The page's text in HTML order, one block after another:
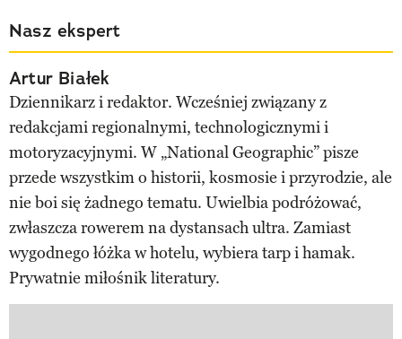
Nasz ekspert
Artur Białek
Dziennikarz i redaktor. Wcześniej związany z
redakcjami regionalnymi, technologicznymi i
motoryzacyjnymi. W „National Geographic” pisze
przede wszystkim o historii, kosmosie i przyrodzie, ale
nie boi się żadnego tematu. Uwielbia podróżować,
zwłaszcza rowerem na dystansach ultra. Zamiast
wygodnego łóżka w hotelu, wybiera tarp i hamak.
Prywatnie miłośnik literatury.